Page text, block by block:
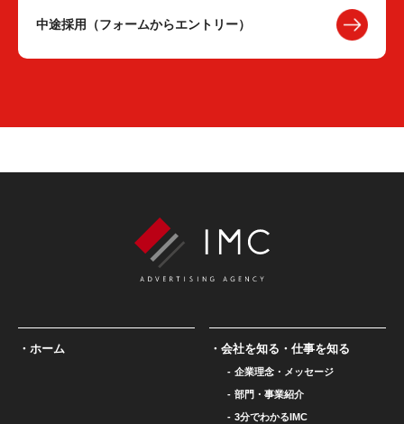
中途採用（フォームからエントリー）
ホーム 会社を知る・仕事を知る
企業理念・メッセージ
部門・事業紹介
3分でわかるIMC